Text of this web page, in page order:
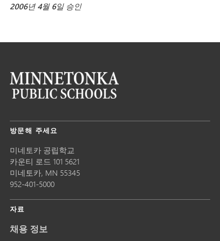
2006년 4월 6일 승인
방문해 주세요
미네토카 공립학교
카운티 로드 101 5621
미네토카, MN 55345
952-401-5000
자료
채용 정보